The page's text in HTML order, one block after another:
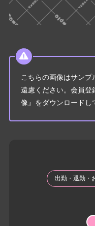
こちらの画像はサン
遠慮ください。会員登
像』をダウンロードし
出勤・退勤・